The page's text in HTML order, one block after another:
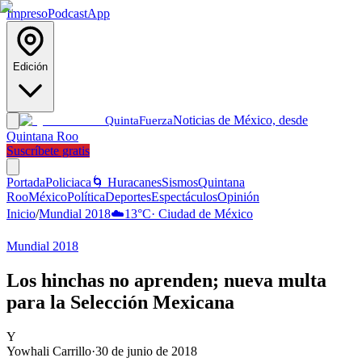
ImpresoPodcastApp
Edición
QuintaFuerzaNoticias de México, desde
Quintana Roo
Suscríbete gratis
PortadaPoliciaca 🌀 HuracanesSismosQuintana
RooMéxicoPolíticaDeportesEspectáculosOpinión
Inicio/Mundial 2018☁️13°C· Ciudad de México
Mundial 2018
Los hinchas no aprenden; nueva multa
para la Selección Mexicana
Y
Yowhali Carrillo·30 de junio de 2018